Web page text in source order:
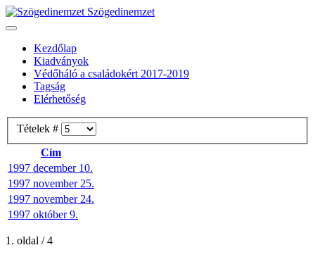
Szögedinemzet
Kezdőlap
Kiadványok
Védőháló a családokért 2017-2019
Tagság
Elérhetőség
Tételek #
Cím
1997 december 10.
1997 november 25.
1997 november 24.
1997 október 9.
1. oldal / 4